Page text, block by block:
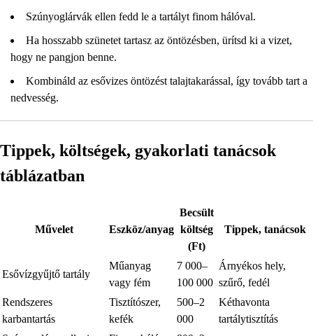
Szúnyoglárvák ellen fedd le a tartályt finom hálóval.
Ha hosszabb szünetet tartasz az öntözésben, ürítsd ki a vizet,
hogy ne pangjon benne.
Kombináld az esővizes öntözést talajtakarással, így tovább tart a
nedvesség.
Tippek, költségek, gyakorlati tanácsok
táblázatban
Művelet Eszköz/anyag
Becsült
költség
(Ft)
Tippek, tanácsok
Esővízgyűjtő tartály
Műanyag
vagy fém
7 000–
100 000
Árnyékos hely,
szűrő, fedél
Rendszeres
karbantartás
Tisztítószer,
kefék
500–2
000
Kéthavonta
tartálytisztítás